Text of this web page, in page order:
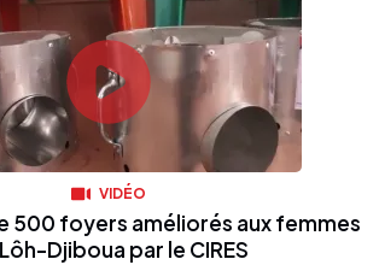
VIDÉO
500 foyers améliorés aux femmes
Djiboua par le CIRES